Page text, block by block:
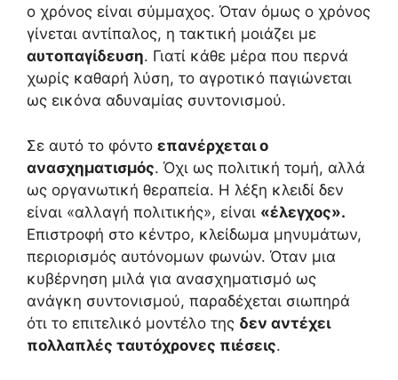
ο χρόνος είναι σύμμαχος. Όταν όμως ο χρόνος
γίνεται αντίπαλος, η τακτική μοιάζει με
αυτοπαγίδευση. Γιατί κάθε μέρα που περνά
χωρίς καθαρή λύση, το αγροτικό παγιώνεται
ως εικόνα αδυναμίας συντονισμού.
Σε αυτό το φόντο επανέρχεται ο
ανασχηματισμός. Όχι ως πολιτική τομή, αλλά
ως οργανωτική θεραπεία. Η λέξη κλειδί δεν
είναι «αλλαγή πολιτικής», είναι «έλεγχος».
Επιστροφή στο κέντρο, κλείδωμα μηνυμάτων,
περιορισμός αυτόνομων φωνών. Όταν μια
κυβέρνηση μιλά για ανασχηματισμό ως
ανάγκη συντονισμού, παραδέχεται σιωπηρά
ότι το επιτελικό μοντέλο της δεν αντέχει
πολλαπλές ταυτόχρονες πιέσεις.